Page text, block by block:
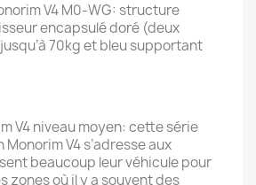
V4 M0-WG: structure
encapsulé doré (deux
70kg et bleu supportant
V4 niveau moyen: cette série
V4 s’adresse aux
beaucoup leur véhicule pour
zones où il y a souvent des